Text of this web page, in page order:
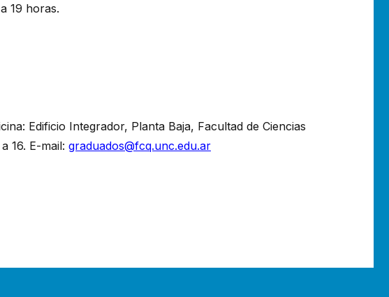
19 horas.
Edificio Integrador, Planta Baja, Facultad de Ciencias
16. E-mail: graduados@fcq.unc.edu.ar